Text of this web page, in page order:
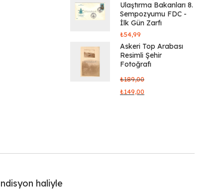
Ulaştırma Bakanları 8.
Sempozyumu FDC -
İlk Gün Zarfı
₺54,99
Askeri Top Arabası
Resimli Şehir
Fotoğrafı
₺189,00
₺149,00
haliyle